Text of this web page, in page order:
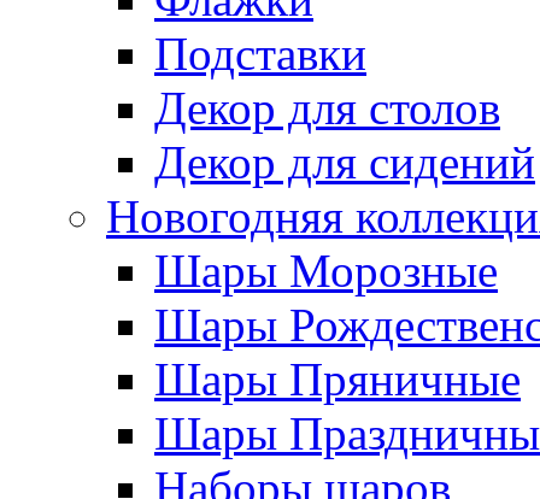
Подставки
Декор для столов
Декор для сидений
Новогодняя
Шары Морозные
Шары
Шары Пряничные
Шары
Наборы шаров